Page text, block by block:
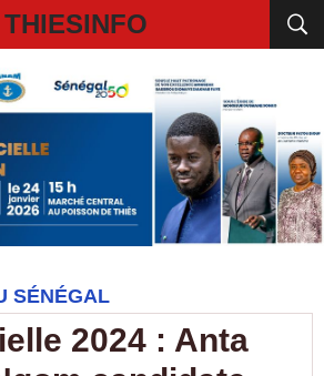
THIESINFO
SÉNÉGAL
2024 : Anta